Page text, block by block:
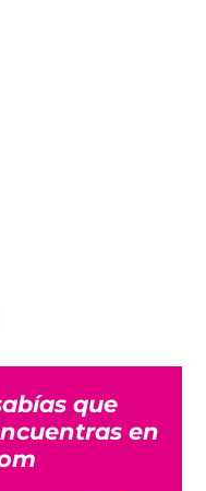
que
en